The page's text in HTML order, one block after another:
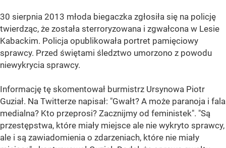
30 sierpnia 2013 młoda biegaczka zgłosiła się na policję
twierdząc, że została sterroryzowana i zgwałcona w Lesie
Kabackim. Policja opublikowała portret pamięciowy
sprawcy. Przed świętami śledztwo umorzono z powodu
niewykrycia sprawcy.
Informację tę skomentował burmistrz Ursynowa Piotr
Guział. Na Twitterze napisał: "Gwałt? A może paranoja i fala
medialna? Kto przeprosi? Zacznijmy od feministek". "Są
przestępstwa, które miały miejsce ale nie wykryto sprawcy,
ale i są zawiadomienia o zdarzeniach, które nie miały